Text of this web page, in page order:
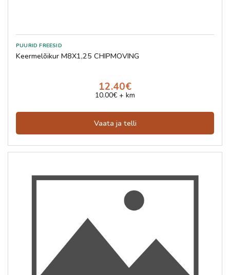
Keermelõikur M8X1,25 CHIPMOVING
12.40€
10.00€ + km
Vaata ja telli